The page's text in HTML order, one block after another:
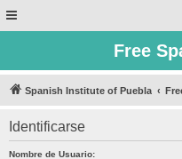
Free
Spanish Institute of Puebla
Identificarse
Nombre de Usuario: